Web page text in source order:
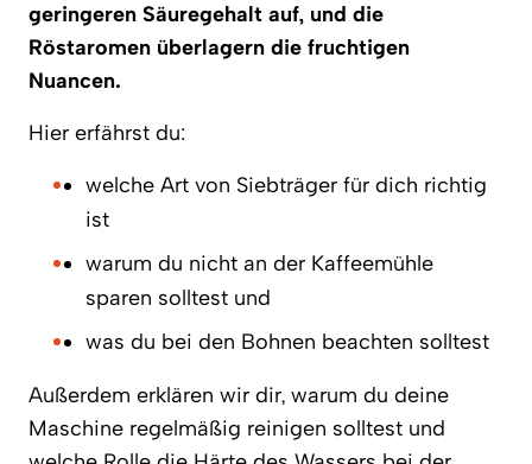
geringeren Säuregehalt auf, und die
Röstaromen überlagern die fruchtigen
Nuancen.
Hier erfährst du:
welche Art von Siebträger für dich richtig
ist
warum du nicht an der Kaffeemühle
sparen solltest und
was du bei den Bohnen beachten solltest
Außerdem erklären wir dir, warum du deine
Maschine regelmäßig reinigen solltest und